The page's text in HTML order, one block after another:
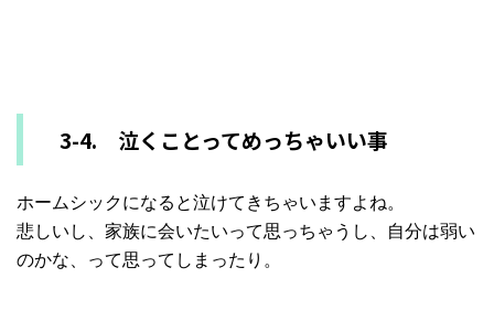
3-4. 泣くことってめっちゃいい事
ホームシックになると泣けてきちゃいますよね。
悲しいし、家族に会いたいって思っちゃうし、自分は弱い
のかな、って思ってしまったり。